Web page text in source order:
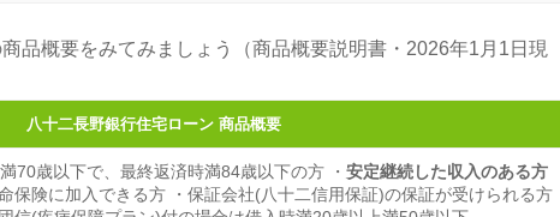
品概要をみてみましょう（商品概要説明書・2026年1月1日現
八十二長野銀行住宅ローン 商品概要
70歳以下で、最終返済時満84歳以下の方 ・ 安定継続した収入のある方
保険に加入できる方 ・保証会社(八十二信用保証)の保証が受けられる方